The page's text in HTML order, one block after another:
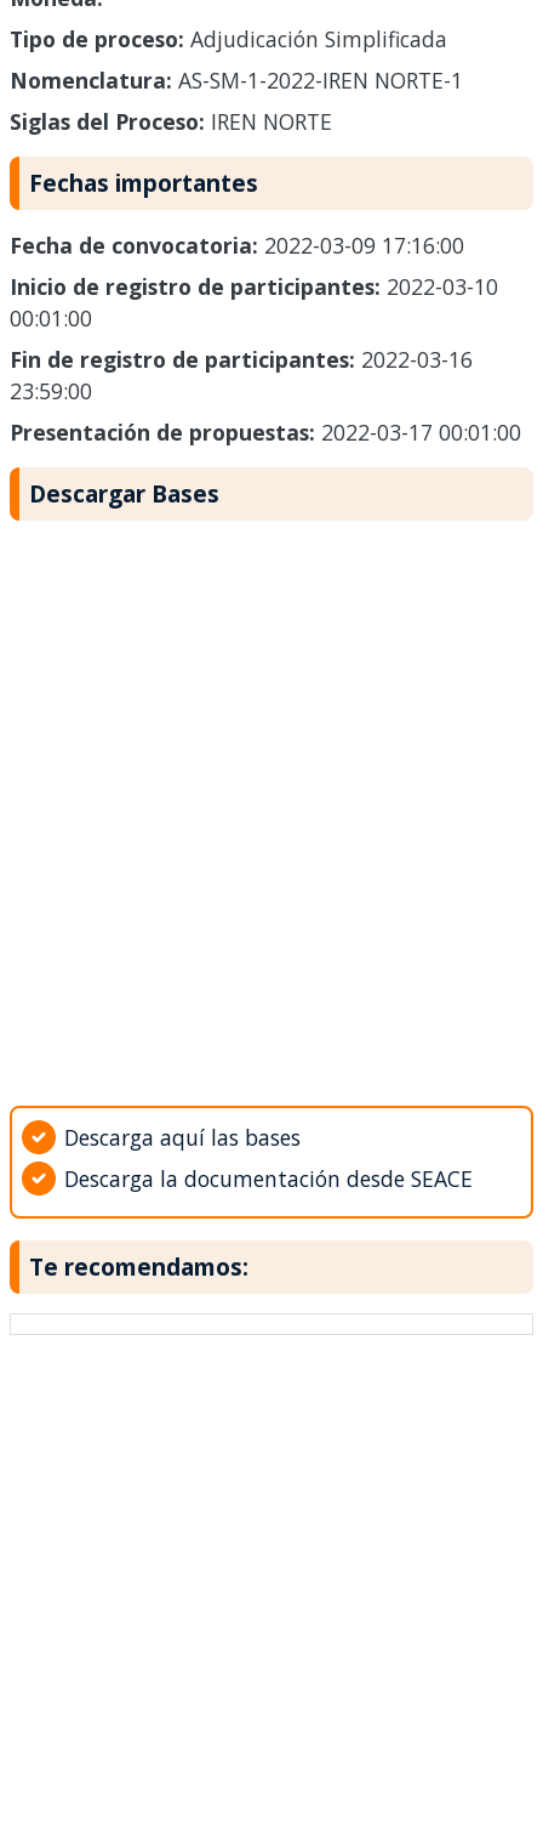
Tipo de proceso: Adjudicación Simplificada
Nomenclatura: AS-SM-1-2022-IREN NORTE-1
Siglas del Proceso: IREN NORTE
Fechas importantes
Fecha de convocatoria: 2022-03-09 17:16:00
Inicio de registro de participantes: 2022-03-10
00:01:00
Fin de registro de participantes: 2022-03-16
23:59:00
Presentación de propuestas: 2022-03-17 00:01:00
Descargar Bases
Descarga aquí las bases
Descarga la documentación desde SEACE
Te recomendamos: